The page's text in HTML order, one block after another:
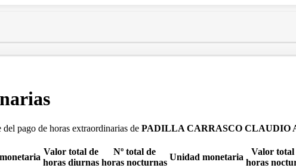
pago de horas extraordinarias de PADILLA CARRASCO CLAUDIO
Valor total de
horas diurnas
Nº total de
horas nocturnas
Unidad monetaria
Valor total
horas